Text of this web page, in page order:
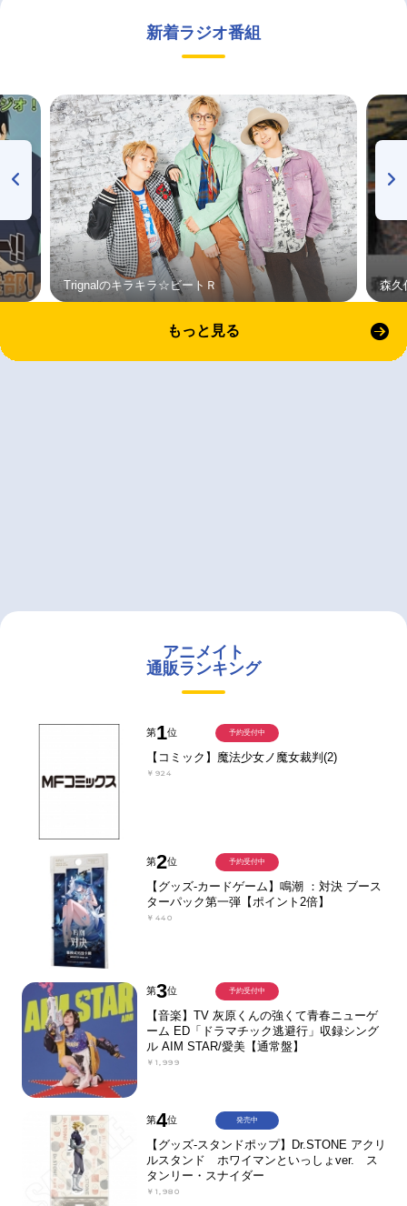
新着ラジオ番組
Trignalのキラキラ☆ビートＲ 森久
もっと見る
アニメイト
通販ランキング
第1位
【コミック】魔法少女ノ魔女裁判(2)
￥924
予約受付中
第2位
【グッズ-カードゲーム】鳴潮 ：対決 ブース
ターパック第一弾【ポイント2倍】
￥440
予約受付中
第3位
【音楽】TV 灰原くんの強くて青春ニューゲ
ーム ED「ドラマチック逃避行」収録シング
ル AIM STAR/愛美【通常盤】
￥1,999
予約受付中
第4位
【グッズ-スタンドポップ】Dr.STONE アクリ
ルスタンド ホワイマンといっしょver. ス
タンリー・スナイダー
￥1,980
発売中